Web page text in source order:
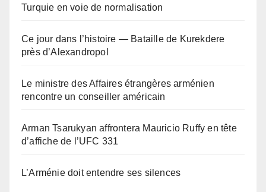
Turquie en voie de normalisation
Ce jour dans l’histoire — Bataille de Kurekdere
près d’Alexandropol
Le ministre des Affaires étrangères arménien
rencontre un conseiller américain
Arman Tsarukyan affrontera Mauricio Ruffy en tête
d’affiche de l’UFC 331
L’Arménie doit entendre ses silences